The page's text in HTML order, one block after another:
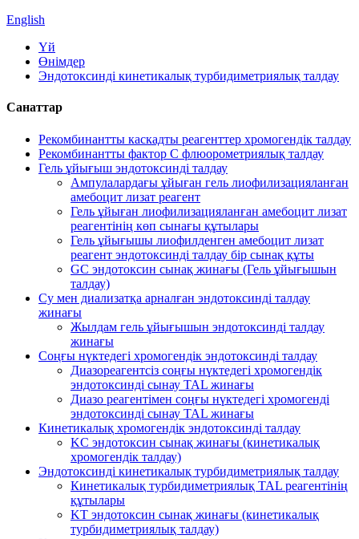
English
Үй
Өнімдер
Эндотоксинді кинетикалық турбидиметриялық талдау
Санаттар
Рекомбинантты каскадты реагенттер хромогендік талдау
Рекомбинантты фактор C флюорометриялық талдау
Гель ұйығыш эндотоксинді талдау
Ампулалардағы ұйыған гель лиофилизацияланған
амебоцит лизат реагент
Гель ұйыған лиофилизацияланған амебоцит лизат
реагентінің көп сынағы құтылары
Гель ұйығышы лиофилденген амебоцит лизат
реагент эндотоксинді талдау бір сынақ құты
GC эндотоксин сынақ жинағы (Гель ұйығышын
талдау)
Су мен диализатқа арналған эндотоксинді талдау
жинағы
Жылдам гель ұйығышын эндотоксинді талдау
жинағы
Соңғы нүктедегі хромогендік эндотоксинді талдау
Диазореагентсіз соңғы нүктедегі хромогендік
эндотоксинді сынау TAL жинағы
Диазо реагентімен соңғы нүктедегі хромогенді
эндотоксинді сынау TAL жинағы
Кинетикалық хромогендік эндотоксинді талдау
KC эндотоксин сынақ жинағы (кинетикалық
хромогендік талдау)
Эндотоксинді кинетикалық турбидиметриялық талдау
Кинетикалық турбидиметриялық TAL реагентінің
құтылары
KT эндотоксин сынақ жинағы (кинетикалық
турбидиметриялық талдау)